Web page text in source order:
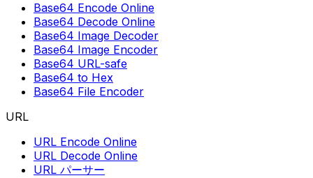
Base64 Encode Online
Base64 Decode Online
Base64 Image Decoder
Base64 Image Encoder
Base64 URL-safe
Base64 to Hex
Base64 File Encoder
URL
URL Encode Online
URL Decode Online
URL パーサー